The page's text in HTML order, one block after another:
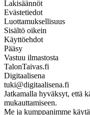
Lakisäännöt
Evästetiedot
Luottamuksellisuus
Sisältö oikein
Käyttöehdot
Pääsy
Vastuu ilmastosta
TalonTaivas.fi
Digitaalisena
tuki@digitaalisena.fi
Jatkamalla hyväksyt, että
mukauttamiseen.
Me ja kumppanimme